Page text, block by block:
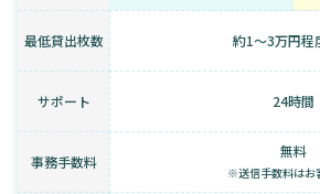
最低貸出枚数 約1～3万円程
サポート 24時間
事務手数料
無料
※送信手数料はお